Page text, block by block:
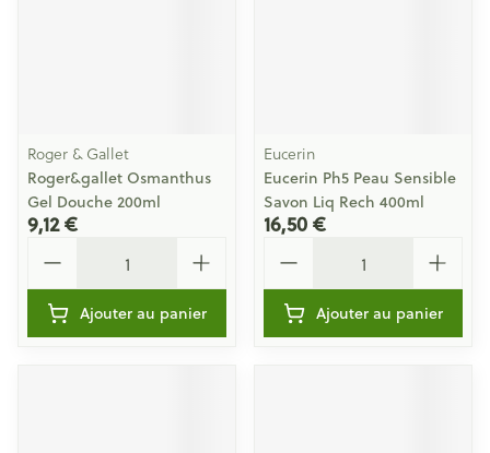
Roger & Gallet
Roger&gallet Osmanthus
Gel Douche 200ml
9,12 €
Ajouter au panier
Eucerin
Eucerin Ph5 Peau Sensible
Savon Liq Rech 400ml
16,50 €
Ajouter au panier